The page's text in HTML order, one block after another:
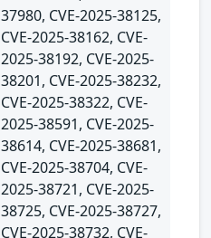
37980, CVE-2025-38125,
CVE-2025-38162, CVE-
2025-38192, CVE-2025-
38201, CVE-2025-38232,
CVE-2025-38322, CVE-
2025-38591, CVE-2025-
38614, CVE-2025-38681,
CVE-2025-38704, CVE-
2025-38721, CVE-2025-
38725, CVE-2025-38727,
CVE-2025-38732, CVE-